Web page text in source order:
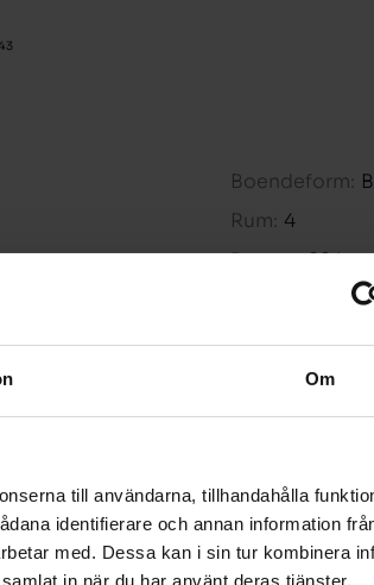
Om
till användarna, tillhandahålla
identifierare och annan information
med. Dessa kan i sin tur kombinera
in när du har använt deras tjänster.
vitt
Boendeform:
Rum: 4
Boarea: 82 kvm